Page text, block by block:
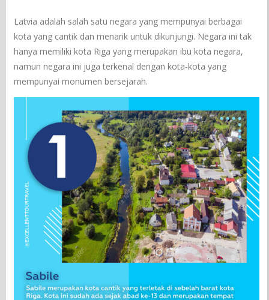
Latvia adalah salah satu negara yang mempunyai berbagai
kota yang cantik dan menarik untuk dikunjungi. Negara ini tak
hanya memiliki kota Riga yang merupakan ibu kota negara,
namun negara ini juga terkenal dengan kota-kota yang
mempunyai monumen bersejarah.